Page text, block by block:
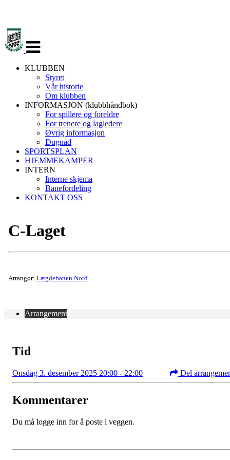
navigasjon
KLUBBEN
Styret
Vår historie
Om klubben
INFORMASJON (klubbhåndbok)
For spillere og foreldre
For trenere og lagledere
Øvrig informasjon
Dugnad
SPORTSPLAN
HJEMMEKAMPER
INTERN
Interne skjema
Banefordeling
KONTAKT OSS
C-Laget
Arrangør: Lægdebanen Nord
Arrangement
Tid
Onsdag 3. desember 2025 20:00 - 22:00 Del
Kommentarer
Du må logge inn for å poste i veggen.